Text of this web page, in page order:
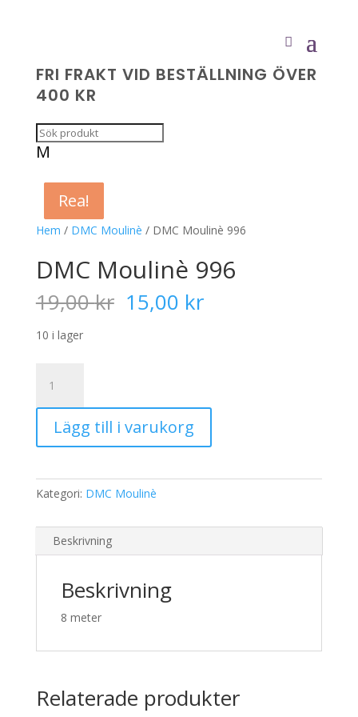
FRI FRAKT VID BESTÄLLNING ÖVER
400 KR
M
Hem / DMC Moulinè / DMC Moulinè 996
Rea!
DMC Moulinè 996
19,00kr Det
ursprungliga
15,00 krDet
10 i lager
Moulinè
996
mängdLägg till i varukorg
Kategori: DMC Moulinè
Beskrivning
Beskrivning
8 meter
Relaterade produkter
Rea!
Rea!
Rea!